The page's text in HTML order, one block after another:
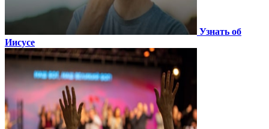
Узнать об
Иисусе